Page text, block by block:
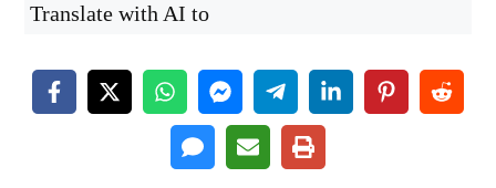
Translate with AI to